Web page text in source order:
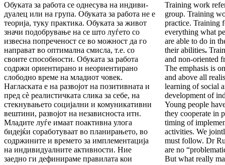
Обуката за работа се однесува на индиви­
дуа­лец или на група. Обуката за работа не е
тео­ри­ја, туку практика. Обуката за живот
значи по­до­б­рување на се што луѓето со
извесна поп­ре­че­ност се во можност да го
направат во опти­мал­на смисла, т.е. со
своите способности. Обуката за работа
содржи ориентирано и неориентирано
слободно време на младиот човек.
Нагласката е на развојот на позитивната и
пред сè реалис­тич­ка­та слика за себе, на
стекнувањето социјални и ко­му­никативни
вештини, развојот на независ­нос­та итн.
Младите луѓе имаат поактивна улога
бидејќи со­работуваат во планирањето, во
содржините и времето за имплементација
на индивидуалните активности. Ние
заедно ги дефинираме прави­ла­та кои
Training work
group. Training
practice. Train­ing
everything what
are able to do in
their abilities.
and non-oriented
The emphasis is
and above all
learning of social
development of
Young people
they cooperate in
timing of
activities. We
must follow. Dr
are no
But what really